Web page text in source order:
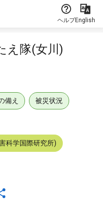
ヘルプEnglish
え隊(女川)
備え 被災状況
科学国際研究所)